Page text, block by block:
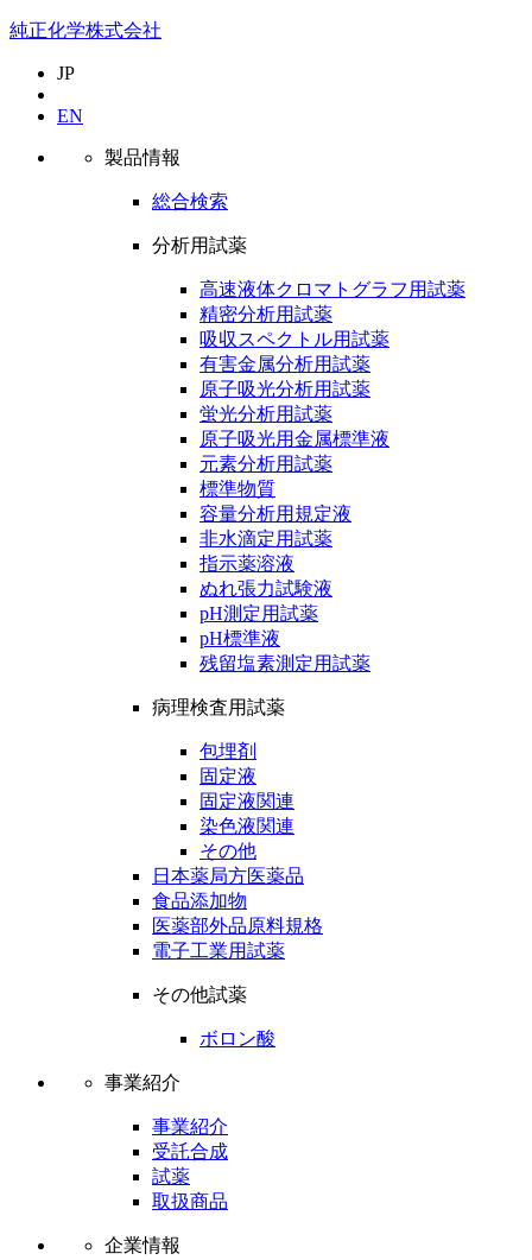
純正化学株式会社
JP
EN
製品情報
総合検索
分析用試薬
高速液体クロマトグラフ用試薬
精密分析用試薬
吸収スペクトル用試薬
有害金属分析用試薬
原子吸光分析用試薬
蛍光分析用試薬
原子吸光用金属標準液
元素分析用試薬
標準物質
容量分析用規定液
非水滴定用試薬
指示薬溶液
ぬれ張力試験液
pH測定用試薬
pH標準液
残留塩素測定用試薬
病理検査用試薬
包埋剤
固定液
固定液関連
染色液関連
その他
日本薬局方医薬品
食品添加物
医薬部外品原料規格
電子工業用試薬
その他試薬
ボロン酸
事業紹介
事業紹介
受託合成
試薬
取扱商品
企業情報